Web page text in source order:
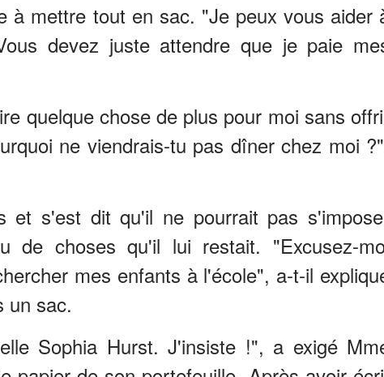
à mettre tout en sac. "Je peux vous aider
devez juste attendre que je paie
quelque chose de plus pour moi sans
ne viendrais-tu pas dîner chez moi
et s'est dit qu'il ne pourrait pas
de choses qu'il lui restait. "Excusez-
mes enfants à l'école", a-t-il
un sac.
Sophia Hurst. J'insiste !", a exigé